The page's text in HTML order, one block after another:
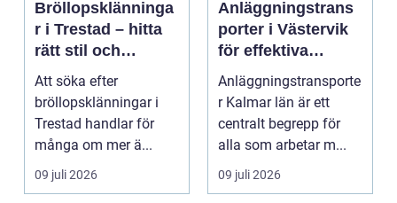
Bröllopsklänninga
r i Trestad – hitta
rätt stil och
passform inför den
stora dagen
Att söka efter
bröllopsklänningar i
Trestad handlar för
många om mer ä...
09 juli 2026
Anläggningstrans
porter i Västervik
för effektiva
byggprojekt
Anläggningstransporte
r Kalmar län är ett
centralt begrepp för
alla som arbetar m...
09 juli 2026